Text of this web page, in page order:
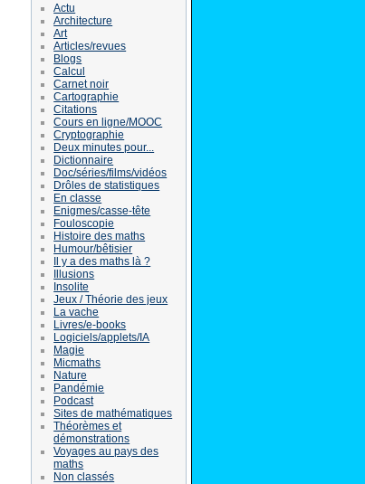
Actu
Architecture
Art
Articles/revues
Blogs
Calcul
Carnet noir
Cartographie
Citations
Cours en ligne/MOOC
Cryptographie
Deux minutes pour...
Dictionnaire
Doc/séries/films/vidéos
Drôles de statistiques
En classe
Enigmes/casse-tête
Fouloscopie
Histoire des maths
Humour/bêtisier
Il y a des maths là ?
Illusions
Insolite
Jeux / Théorie des jeux
La vache
Livres/e-books
Logiciels/applets/IA
Magie
Micmaths
Nature
Pandémie
Podcast
Sites de mathématiques
Théorèmes et
démonstrations
Voyages au pays des
maths
Non classés